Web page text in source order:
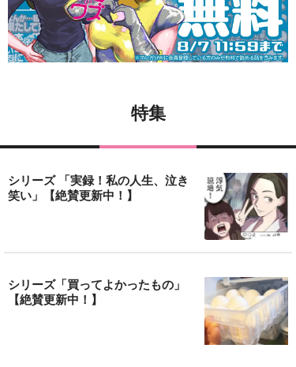
特集
シリーズ 「実録！私の人生、泣き
笑い」【絶賛更新中！】
シリーズ「買ってよかったもの」
【絶賛更新中！】